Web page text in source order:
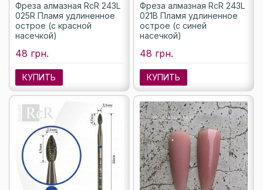
Фреза алмазная RcR 243L
025R Пламя удлиненное
острое (с красной
насечкой)
48 грн.
КУПИТЬ
Фреза алмазная RcR 243L
021B Пламя удлиненное
острое (с синей
насечкой)
48 грн.
КУПИТЬ